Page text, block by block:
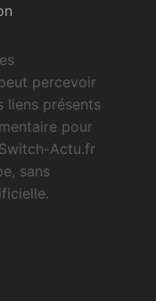
percevoir
liens présents
pour
Actu.fr
sans